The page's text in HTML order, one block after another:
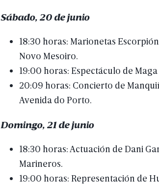
Sábado, 20 dejunio
18:30 horas: Marionetas Escorpión
Novo Mesoiro.
19:00 horas: Espectáculo de Maga
20:09 horas: Concierto de
Avenida do Porto.
Domingo, 21 dejunio
18:30 horas: Actuación de Dani
Marineros.
19:00 horas: Representación de